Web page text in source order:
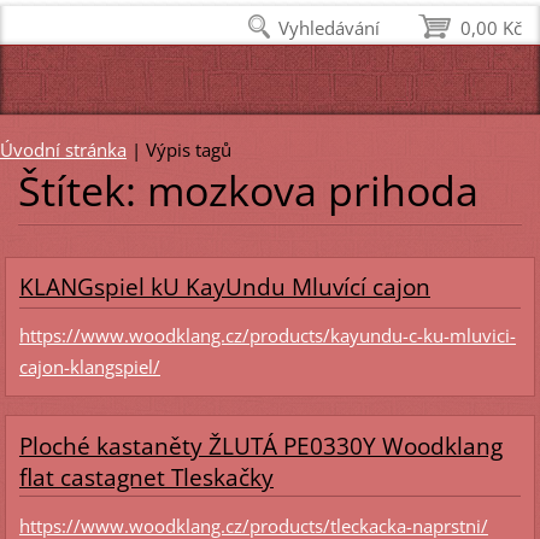
Úvodní stránka | Výpis tagů
Štítek: mozkova prihoda
KLANGspiel kU KayUndu Mluvící cajon
https://www.woodklang.cz/products/kayundu-c-ku-mluvici-
cajon-klangspiel/
Ploché kastaněty ŽLUTÁ PE0330Y Woodklang
flat castagnet Tleskačky
https://www.woodklang.cz/products/tleckacka-naprstni/
0,00 Kč
Vyhledávání